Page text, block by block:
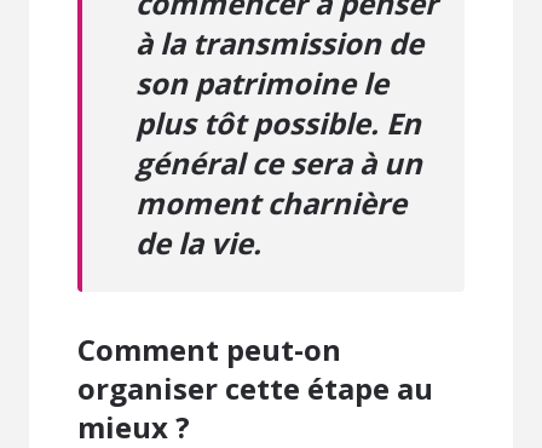
à la transmission de
son patrimoine le
plus tôt possible. En
général ce sera à un
moment charnière
de la vie.
Comment peut-on
organiser cette étape au
mieux ?